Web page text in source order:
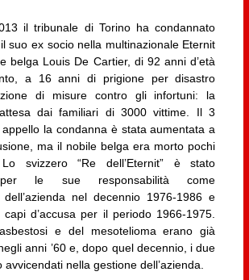
il tribunale di Torino ha condannato
suo ex socio nella multinazionale Eternit
belga Louis De Cartier, di 92 anni d’età
a 16 anni di prigione per disastro
di misure contro gli infortuni: la
dai familiari di 3000 vittime. Il 3
la condanna è stata aumentata a
ma il nobile belga era morto pochi
svizzero “Re dell’Eternit” è stato
per le sue responsabilità come
dell’azienda nel decennio 1976-1986 e
d’accusa per il periodo 1966-1975.
e del mesotelioma erano già
anni ’60 e, dopo quel decennio, i due
nella gestione dell’azienda.